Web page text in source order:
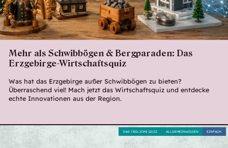
Mehr als Schwibbögen & Bergparaden: Das
Erzgebirge-Wirtschaftsquiz
Was hat das Erzgebirge außer Schwibbögen zu bieten?
Überraschend viel! Mach jetzt das Wirtschaftsquiz und entdecke
echte Innovationen aus der Region.
EINFACH
ALLGEMEINWISSEN
DAS TÄGLICHE QUIZ